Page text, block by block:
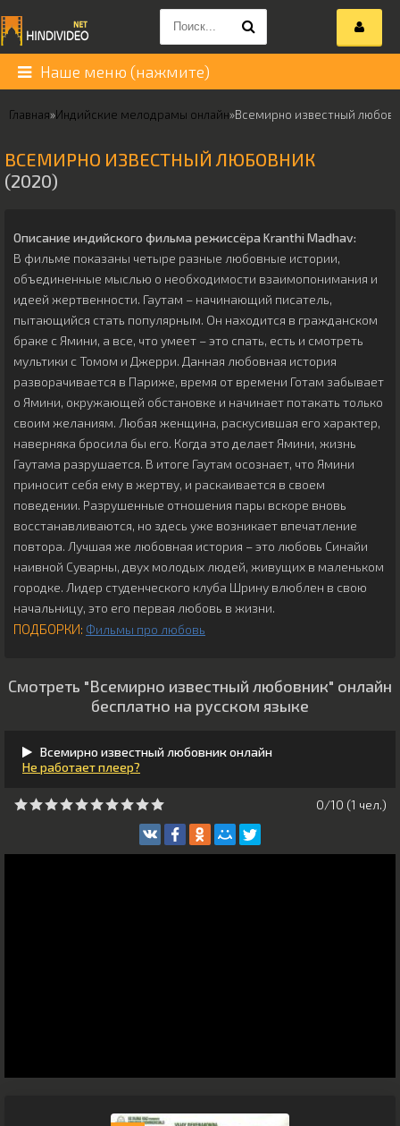
Наше меню (нажмите)
Главная»Индийские мелодрамы онлайн»Всемирно известный
ВСЕМИРНО ИЗВЕСТНЫЙ ЛЮБОВНИК
(2020)
Описание индийского фильма режиссёра Kranthi Madhav:
В фильме показаны четыре разные любовные истории,
объединенные мыслью о необходимости взаимопонимания и
идеей жертвенности. Гаутам – начинающий писатель,
пытающийся стать популярным. Он находится в гражданском
браке с Ямини, а все, что умеет – это спать, есть и смотреть
мультики с Томом и Джерри. Данная любовная история
разворачивается в Париже, время от времени Готам забывает
о Ямини, окружающей обстановке и начинает потакать только
своим желаниям. Любая женщина, раскусившая его характер,
наверняка бросила бы его. Когда это делает Ямини, жизнь
Гаутама разрушается. В итоге Гаутам осознает, что Ямини
приносит себя ему в жертву, и раскаивается в своем
поведении. Разрушенные отношения пары вскоре вновь
восстанавливаются, но здесь уже возникает впечатление
повтора. Лучшая же любовная история – это любовь Синайи
наивной Суварны, двух молодых людей, живущих в маленьком
городке. Лидер студенческого клуба Шрину влюблен в свою
начальницу, это его первая любовь в жизни.
ПОДБОРКИ: Фильмы про любовь
Смотреть "Всемирно известный любовник" онлайн
бесплатно на русском языке
Всемирно известный любовник онлайн
Не работает плеер?
0/10 (1 чeл.)